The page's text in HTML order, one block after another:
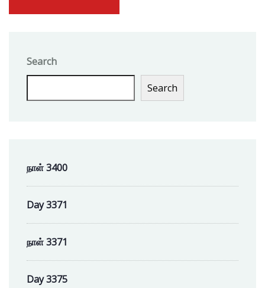
Search
Search
நாள் 3400
Day 3371
நாள் 3371
Day 3375